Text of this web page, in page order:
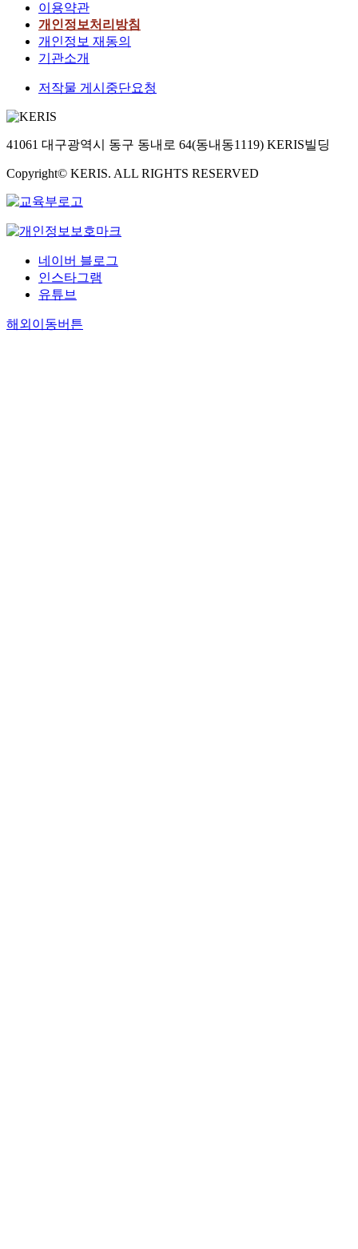
이용약관
개인정보처리방침
개인정보 재동의
기관소개
저작물 게시중단요청
41061 대구광역시 동구 동내로 64(동내동1119) KERIS빌딩
Copyright© KERIS. ALL RIGHTS RESERVED
네이버 블로그
인스타그램
유튜브
해외이동버튼